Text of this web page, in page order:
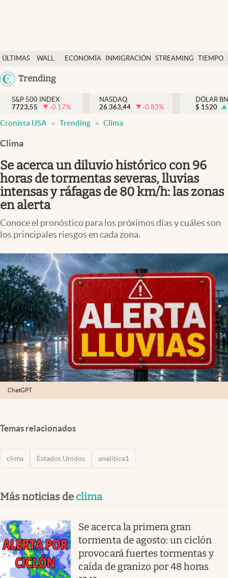
ÚLTIMAS
NOTICIAS
WALL
DÓLAR
ECONOMÍA INMIGRACIÓN STREAMING TIEMPO
México
Trending
Finanzas y economía
Wall Street y dólar
Inmigración
Espiritual
Streaming
Lifestyle
S&P 500 INDEX
7723,55
-0.17%
NASDAQ
26.363,44
-0.83%
DÓLAR
$ 1520
Cronista USA Trending Clima
Clima
Se acerca un diluvio histórico con 96
horas de tormentas severas, lluvias
intensas y ráfagas de 80 km/h: las zonas
en alerta
Conoce el pronóstico para los próximos días y cuáles son
los principales riesgos en cada zona.
ChatGPT
Temas relacionados
clima Estados Unidos analítica1
Más noticias de clima
Se acerca la primera gran
tormenta de agosto: un ciclón
provocará fuertes tormentas y
caída de granizo por 48 horas